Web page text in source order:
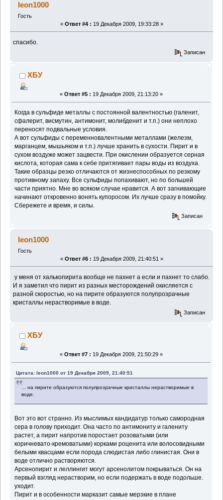
leon1000
Гость
« Ответ #4 : 19 Декабря 2009, 19:33:28 »
спасибо.
Записан
ХБУ
« Ответ #5 : 19 Декабря 2009, 21:13:20 »
Когда в сульфиде металлы с постоянной валентностью (галенит,
сфалерит, висмутин, антимонит, молибденит и т.п.) они неплохо
переносят подвальные условия.
А вот сульфиды с переменновалентными металлами (железм,
марганцем, мышьяком и т.п.) лучше хранить в сухости. Пирит и в
сухом воздуже может зацвести. При окислении образуется серная
кислота, которая сама к себе притягивает пары воды из воздуха.
Такие образцы резко отличаются от жизнеспособных по резкому
противному запаху. Все сульфиды попахивают, но по большей
части приятно. Мне во всяком случае нравится. А вот загнивающие
начинают откровенно вонять купоросом. Их лучше сразу в помойку.
Сбережете и время, и силы.
Записан
leon1000
Гость
« Ответ #6 : 19 Декабря 2009, 21:40:51 »
у меня от халькопирита вообще не пахнет а если и пахнет то слабо.
И я заметил что пирит из разных месторождений окисляется с
разной скоростью, но на пирите образуются полупрозрачные
кристаллы нерастворимые в воде.
Записан
ХБУ
« Ответ #7 : 19 Декабря 2009, 21:50:29 »
Цитата: leon1000 от 19 Декабря 2009, 21:40:51
... на пирите образуются полупрозрачные кристаллы нерастворимые в
воде.
Вот это вот странно. Из мыслимых кандидатур только самородная
сера в голову приходит. Она часто по антимониту и галениту
растет, а пирит напротив поростает розоватыми (или
коричневато-кремоватыми) корками роценита или волосовидными
белыми квасцами если порода слюдистая либо глинистая. Они в
воде отлично растворяются.
Арсенопирит и леллингит могут арсенолитом покрываться. Он на
первый взгляд нерастворим, но если подержать в воде подольше.
уходит.
Пирит и в особенности марказит самые мерзкие в плане